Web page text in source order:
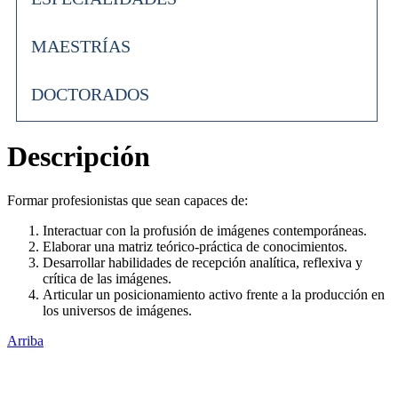
MAESTRÍAS
DOCTORADOS
Descripción
Formar profesionistas que sean capaces de:
Interactuar con la profusión de imágenes contemporáneas.
Elaborar una matriz teórico-práctica de conocimientos.
Desarrollar habilidades de recepción analítica, reflexiva y
crítica de las imágenes.
Articular un posicionamiento activo frente a la producción en
los universos de imágenes.
Arriba